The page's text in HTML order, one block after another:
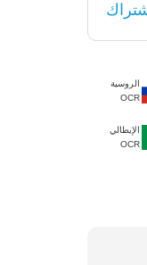
الروسية
OCR
الإيطالي
OCR